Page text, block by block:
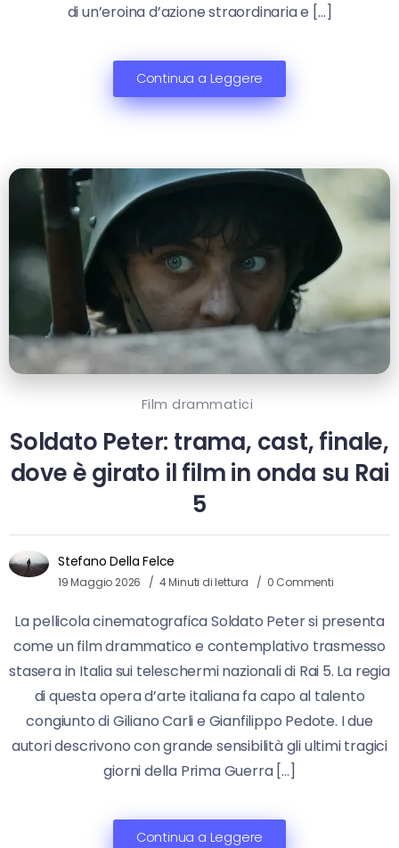
di un’eroina d’azione straordinaria e […]
Continua a Leggere
Film drammatici
Soldato Peter: trama, cast, finale,
dove è girato il film in onda su Rai
5
Stefano Della Felce
19 Maggio 2026 4 Minuti di lettura 0 Commenti
La pellicola cinematografica Soldato Peter si presenta
come un film drammatico e contemplativo trasmesso
stasera in Italia sui teleschermi nazionali di Rai 5. La regia
di questa opera d’arte italiana fa capo al talento
congiunto di Giliano Carli e Gianfilippo Pedote. I due
autori descrivono con grande sensibilità gli ultimi tragici
giorni della Prima Guerra […]
Continua a Leggere